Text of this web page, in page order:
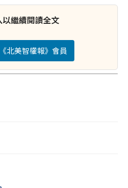
以繼續閱讀全文
北美智權報》會員